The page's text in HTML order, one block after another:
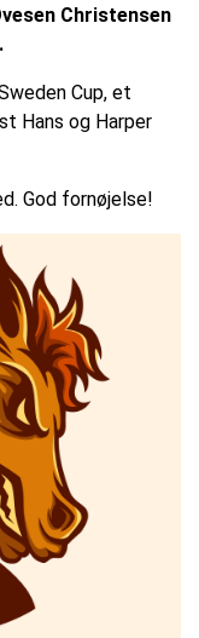
Christensen
Cup, et
Hans og Harper
God fornøjelse!